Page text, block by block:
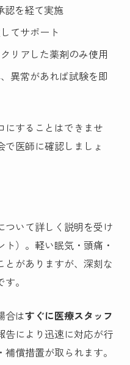
認を経て実施
てサポート
リアした薬剤のみ使用
異常があれば試験を即
にすることはできませ
医師に確認しましょ
ついて詳しく説明を受け
）。軽い眠気・頭痛・
がありますが、深刻な
。
合はすぐに医療スタッフ
告により迅速に対応が行
償措置が取られます。